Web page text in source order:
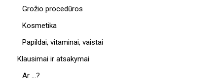
Grožio procedūros
Kosmetika
Papildai, vitaminai, vaistai
Klausimai ir atsakymai
Ar …?